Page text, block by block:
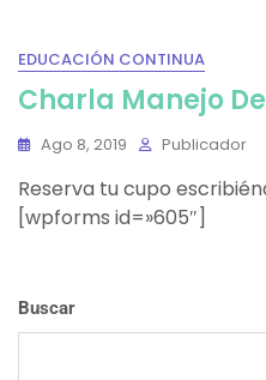
EDUCACIÓN CONTINUA
Charla Manejo
Ago 8, 2019 Publicador
Reserva tu cupo
[wpforms id=»605″]
Buscar